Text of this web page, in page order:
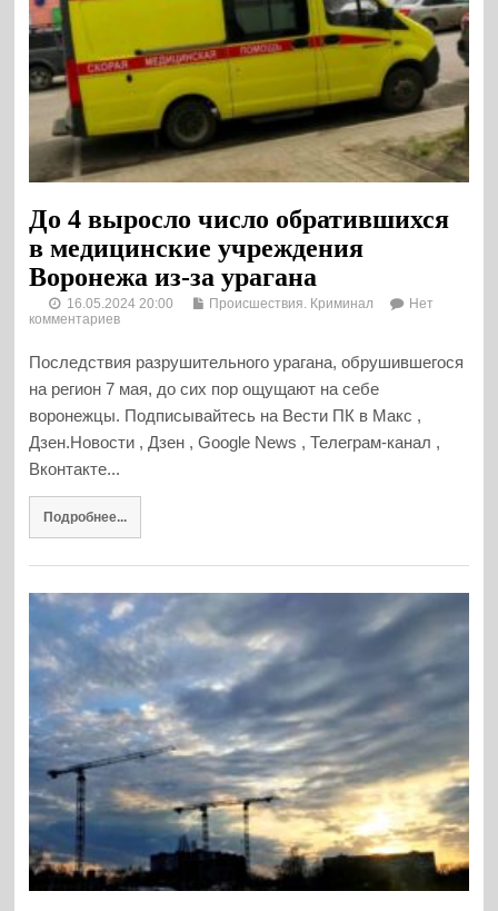
До 4 выросло число обратившихся
в медицинские учреждения
Воронежа из-за урагана
16.05.2024 20:00 Происшествия. Криминал
Нет
комментариев
Последствия разрушительного урагана, обрушившегося
на регион 7 мая, до сих пор ощущают на себе
воронежцы. Подписывайтесь на Вести ПК в Макс ,
Дзен.Новости , Дзен , Google News , Телеграм-канал ,
Вконтакте...
Подробнее...